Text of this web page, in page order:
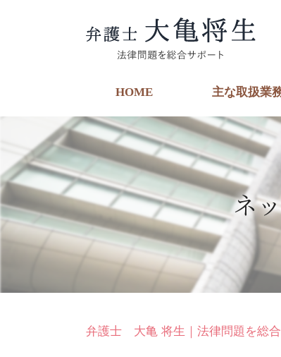
ネ
HOME 主な取扱業
弁護士 大亀 将生｜法律問題を総合